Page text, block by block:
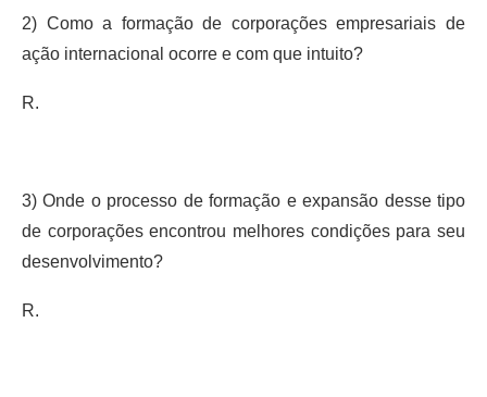
2) Como a formação de corporações empresariais de
ação internacional ocorre e com que intuito?
R.
3) Onde o processo de formação e expansão desse tipo
de corporações encontrou melhores condições para seu
desenvolvimento?
R.